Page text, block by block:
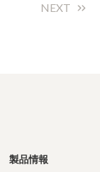
NEXT
製品情報